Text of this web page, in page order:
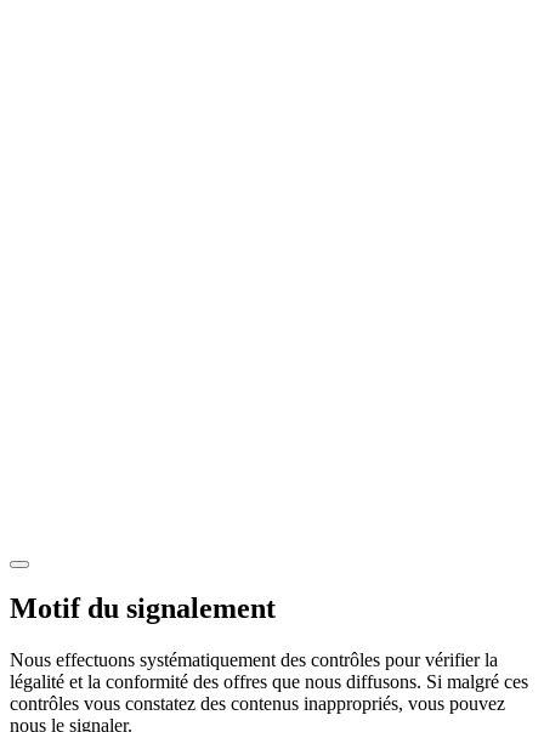
Motif du signalement
Nous effectuons systématiquement des contrôles pour vérifier la
légalité et la conformité des offres que nous diffusons. Si malgré ces
contrôles vous constatez des contenus inappropriés, vous pouvez
nous le signaler.